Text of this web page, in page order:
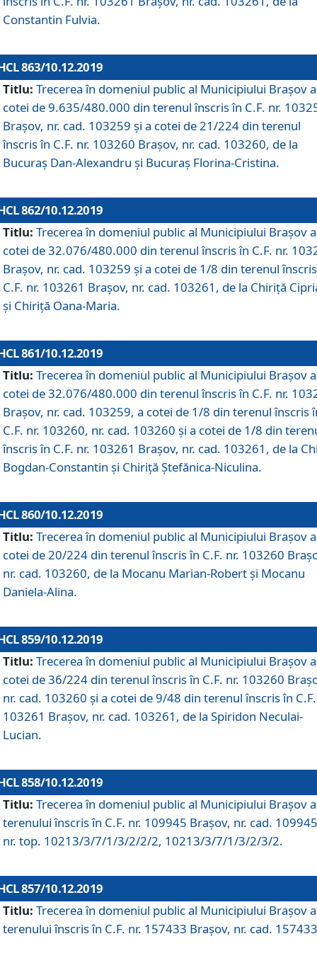
Constantin Fulvia.
863/10.12.2019
Titlu: Trecerea în domeniul public al Municipiului Braşov a
cotei de 9.635/480.000 din terenul înscris în C.F. nr.
Brașov, nr. cad. 103259 și a cotei de 21/224 din terenul
înscris în C.F. nr. 103260 Brașov, nr. cad. 103260, de la
Bucuraș Dan-Alexandru și Bucuraș Florina-Cristina.
862/10.12.2019
Titlu: Trecerea în domeniul public al Municipiului Braşov a
cotei de 32.076/480.000 din terenul înscris în C.F. nr.
Brașov, nr. cad. 103259 și a cotei de 1/8 din terenul
C.F. nr. 103261 Brașov, nr. cad. 103261, de la Chiriță
și Chiriță Oana-Maria.
861/10.12.2019
Titlu: Trecerea în domeniul public al Municipiului Braşov a
cotei de 32.076/480.000 din terenul înscris în C.F. nr.
Brașov, nr. cad. 103259, a cotei de 1/8 din terenul înscris
C.F. nr. 103260, nr. cad. 103260 și a cotei de 1/8 din
înscris în C.F. nr. 103261 Brașov, nr. cad. 103261, de la
Bogdan-Constantin și Chiriță Ștefănica-Niculina.
860/10.12.2019
Titlu: Trecerea în domeniul public al Municipiului Braşov a
cotei de 20/224 din terenul înscris în C.F. nr. 103260
nr. cad. 103260, de la Mocanu Marian-Robert și Mocanu
Daniela-Alina.
859/10.12.2019
Titlu: Trecerea în domeniul public al Municipiului Braşov a
cotei de 36/224 din terenul înscris în C.F. nr. 103260
nr. cad. 103260 și a cotei de 9/48 din terenul înscris în
103261 Brașov, nr. cad. 103261, de la Spiridon Neculai-
Lucian.
858/10.12.2019
Titlu: Trecerea în domeniul public al Municipiului Braşov a
terenului înscris în C.F. nr. 109945 Brașov, nr. cad.
nr. top. 10213/3/7/1/3/2/2/2, 10213/3/7/1/3/2/3/2.
857/10.12.2019
Titlu: Trecerea în domeniul public al Municipiului Braşov a
terenului înscris în C.F. nr. 157433 Brașov, nr. cad.